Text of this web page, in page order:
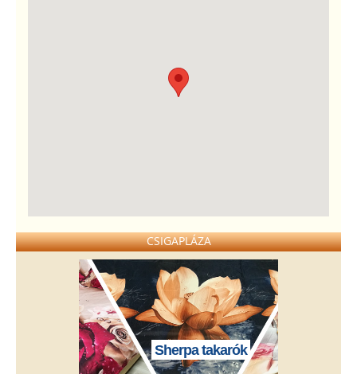
CSIGAPLÁZA
Sherpa takarók